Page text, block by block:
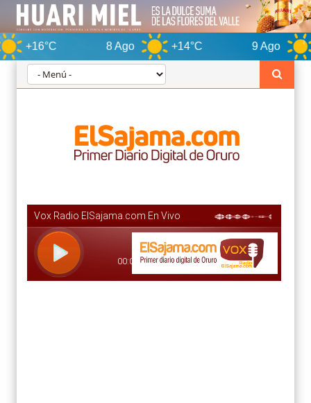
8 Ago +14°C 9 Ago +15°C